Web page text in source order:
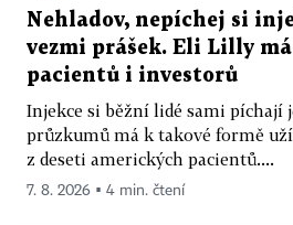
Nehladov, nepíchej si
vezmi prášek. Eli Lilly
pacientů i investorů
Injekce si běžní lidé sami píchají
průzkumů má k takové formě
z deseti amerických pacientů....
7. 8. 2026 ▪ 4 min. čtení